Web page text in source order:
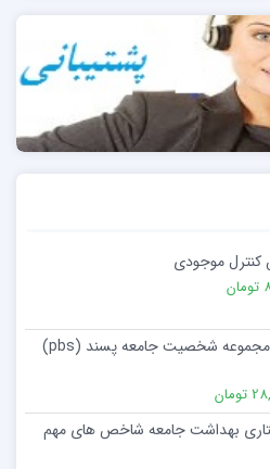
کنترل موجودی
دانلود پرسشنامه مجموعه شخصیت جامعه پسند (pbs)
بهداشت جامعه شاخص های مهم